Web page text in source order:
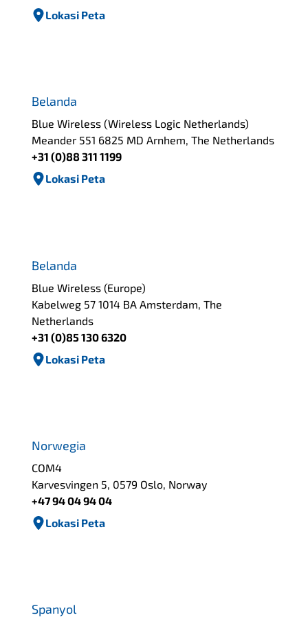
Lokasi Peta
Belanda
Blue Wireless (Wireless Logic Netherlands)
Meander 551 6825 MD Arnhem, The Netherlands
+31 (0)88 311 1199
Lokasi Peta
Belanda
Blue Wireless (Europe)
Kabelweg 57 1014 BA Amsterdam, The
Netherlands
+31 (0)85 130 6320
Lokasi Peta
Norwegia
COM4
Karvesvingen 5, 0579 Oslo, Norway
+47 94 04 94 04
Lokasi Peta
Spanyol